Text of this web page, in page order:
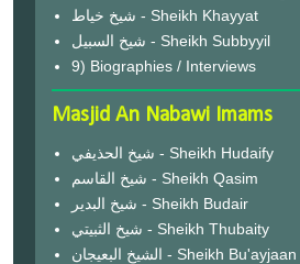
شيخ خياط - Sheikh Khayyat
شيخ السبيل - Sheikh Subbyyil
9) Biographies / Interviews
Masjid An Nabawi Imams
شيخ الحذيفي - Sheikh Hudaify
شيخ القاسم - Sheikh Qasim
شيخ البدير - Sheikh Budair
شيخ الثبيتي - Sheikh Thubaity
الشيخ البعيجان - Sheikh Bu'ayjaan